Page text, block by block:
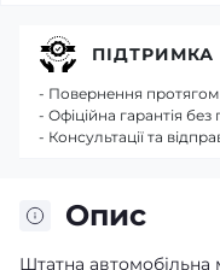
Опис
Штатна автомобільна
ПІДТРИМКА
- Повернення протягом
- Офіційна гарантія без
- Консультації та